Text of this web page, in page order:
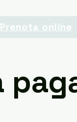
Prenota online